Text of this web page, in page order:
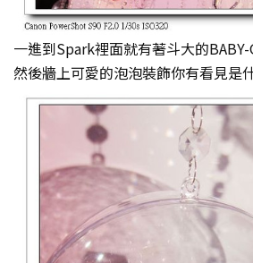
一進到Spark裡面就有著斗大的
然後牆上可愛的泡泡裝飾你有看見是